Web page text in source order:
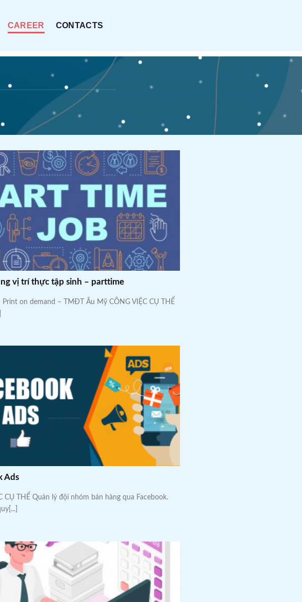
CAREER CONTACTS
vị trí thực tập sinh – parttime
Print on demand – TMĐT Âu Mỹ CÔNG VIỆC CỤ THỂ
Ads
CỤ THỂ Quản lý đội nhóm bán hàng qua Facebook.